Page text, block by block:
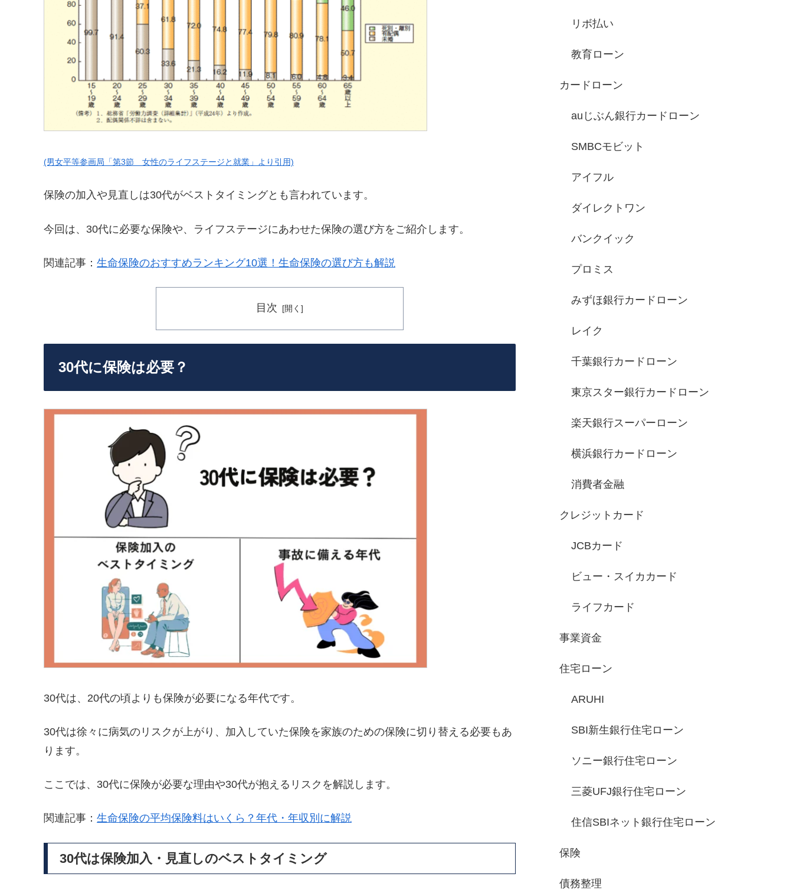
(男女平等参画局「第3節 女性のライフステージと就業」より引用)
保険の加入や見直しは30代がベストタイミングとも言われています。
今回は、30代に必要な保険や、ライフステージにあわせた保険の選び方をご紹介します。
関連記事： 生命保険のおすすめランキング10選！生命保険の選び方も解説
目次
30代に保険は必要？
30代は、20代の頃よりも保険が必要になる年代です。
30代は徐々に病気のリスクが上がり、加入していた保険を家族のための保険に切り替える必要もあ
ります。
ここでは、30代に保険が必要な理由や30代が抱えるリスクを解説します。
関連記事： 生命保険の平均保険料はいくら？年代・年収別に解説
30代は保険加入・見直しのベストタイミング
リボ払い
教育ローン
カードローン
auじぶん銀行カードローン
SMBCモビット
アイフル
ダイレクトワン
バンクイック
プロミス
みずほ銀行カードローン
レイク
千葉銀行カードローン
東京スター銀行カードローン
楽天銀行スーパーローン
横浜銀行カードローン
消費者金融
クレジットカード
JCBカード
ビュー・スイカカード
ライフカード
事業資金
住宅ローン
ARUHI
SBI新生銀行住宅ローン
ソニー銀行住宅ローン
三菱UFJ銀行住宅ローン
住信SBIネット銀行住宅ローン
保険
債務整理